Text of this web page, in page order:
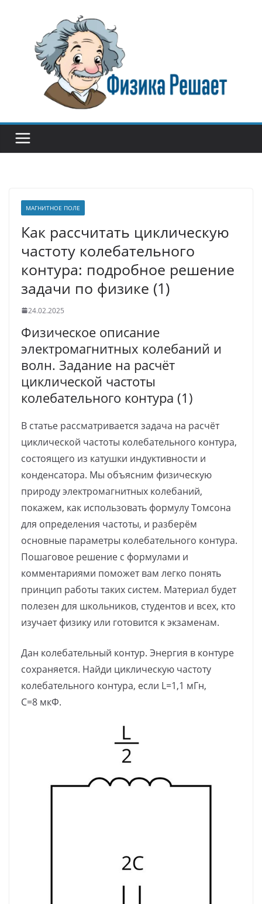
содержимому
МАГНИТНОЕ ПОЛЕ
Как рассчитать циклическую
частоту колебательного
контура: подробное решение
задачи по физике (1)
24.02.2025
Физическое описание
электромагнитных колебаний и
волн. Задание на расчёт
циклической частоты
колебательного контура (1)
В статье рассматривается задача на расчёт
циклической частоты колебательного контура,
состоящего из катушки индуктивности и
конденсатора. Мы объясним физическую
природу электромагнитных колебаний,
покажем, как использовать формулу Томсона
для определения частоты, и разберём
основные параметры колебательного контура.
Пошаговое решение с формулами и
комментариями поможет вам легко понять
принцип работы таких систем. Материал будет
полезен для школьников, студентов и всех, кто
изучает физику или готовится к экзаменам.
Дан колебательный контур. Энергия в контуре
сохраняется. Найди циклическую частоту
колебательного контура, если L=1,1 мГн,
C=8 мкФ.